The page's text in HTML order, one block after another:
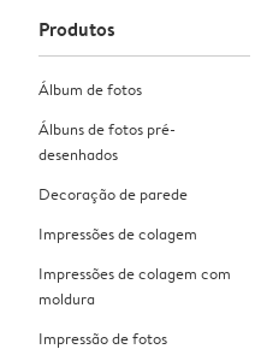
Produtos
Álbum de fotos
Álbuns de fotos pré-
desenhados
Decoração de parede
Impressões de colagem
Impressões de colagem com
moldura
Impressão de fotos